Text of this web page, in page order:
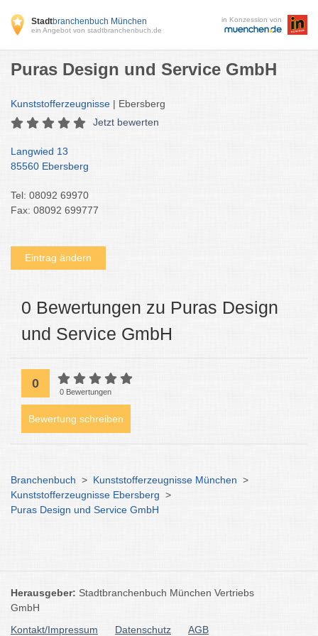
Stadtbranchenbuch München
ein Angebot von stadtbranchenbuch.de
in Konzession von
Puras Design und Service GmbH
Kunststofferzeugnisse | Ebersberg
Jetzt bewerten
Langwied 13
85560 Ebersberg
Tel: 08092 69970
Fax: 08092 699777
Eintrag ändern
0 Bewertungen zu Puras Design
und Service GmbH
0
0 Bewertungen
Bewertung schreiben
Branchenbuch > Kunststofferzeugnisse München >
Kunststofferzeugnisse Ebersberg >
Puras Design und Service GmbH
Herausgeber: Stadtbranchenbuch München Vertriebs
GmbH
Kontakt/Impressum
Datenschutz AGB